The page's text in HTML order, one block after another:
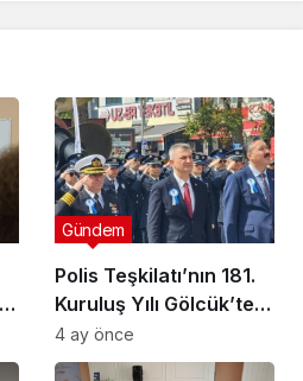
Polis Teşkilatı’nın 181.
Kuruluş Yılı Gölcük’te
Törenle Kutlandı
Gündem
4 ay önce